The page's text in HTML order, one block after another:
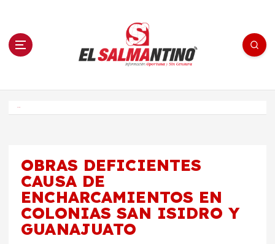
n El Salmantino - medios/noticias/editorial
OBRAS DEFICIENTES
CAUSA DE
ENCHARCAMIENTOS EN
COLONIAS SAN ISIDRO Y
GUANAJUATO